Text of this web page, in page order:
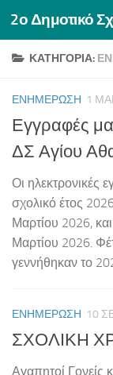
Skip to content
ΚΑΤΗΓΟΡΊΑ:
ΕΝΗΜΕΡΩΣΗ 1
Εγγραφές
ΔΣ Αγίου
Οι ηλεκτρονικές
σχολικό έτος
Μαρτίου 2026,
Μαρτίου 2026.
γεννήθηκαν το
ΕΝΗΜΕΡΩΣΗ 10
ΣΧΟΛΙΚΗ
Αγαπητοί Γονείς